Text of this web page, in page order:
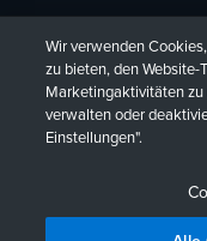
Rückgabebedingungen
Deutsch
Wir verwenden
zu bieten, den Website-
Marketingaktivitäten zu
verwalten oder
Einstellungen".